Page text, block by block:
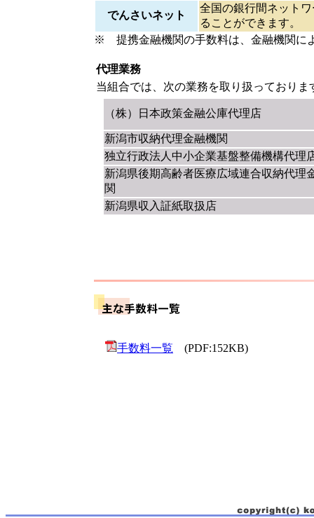
でんさいネット
全国の銀行間ネット
ることができます。
※ 提携金融機関の手数料は、金融機関に
代理業務
当組合では、次の業務を取り扱っておりま
（株）日本政策金融公庫代理店
新潟市収納代理金融機関
独立行政法人中小企業基盤整備機構代理
新潟県後期高齢者医療広域連合収納代理
関
新潟県収入証紙取扱店
手数料一覧 (PDF:152KB)